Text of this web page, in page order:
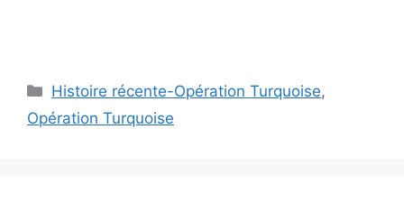
Catégories
Histoire récente-Opération Turquoise,
Opération Turquoise